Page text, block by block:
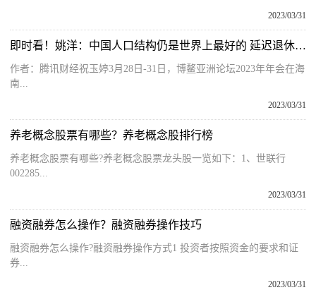
2023/03/31
即时看！姚洋：中国人口结构仍是世界上最好的 延迟退休应尽快推进
作者：腾讯财经祝玉婷3月28日-31日，博鳌亚洲论坛2023年年会在海
南...
2023/03/31
养老概念股票有哪些？养老概念股排行榜
养老概念股票有哪些?养老概念股票龙头股一览如下：1、世联行
002285...
2023/03/31
融资融券怎么操作？融资融券操作技巧
融资融券怎么操作?融资融券操作方式1 投资者按照资金的要求和证
券...
2023/03/31